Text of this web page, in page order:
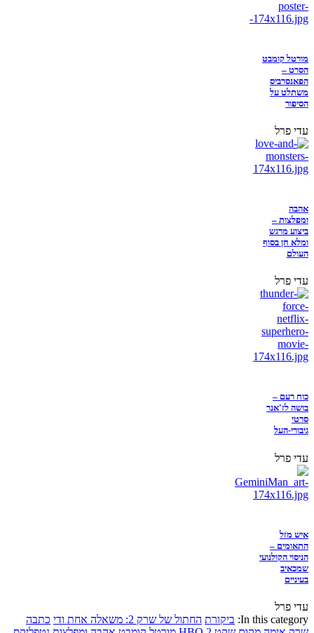
מורטל קומבט
הסרט –
הפאנסרביס
משתלט על
הסיפור
עדי פרל
אהבה
ומפלצות –
ביצוע מרגש
ומלא חן בסוף
העולם
עדי פרל
כוח רעם –
בושה לז'אנר
סרטי
גיבורי-העל
עדי פרל
איש מזל
התאומים –
הניסוי הקולנועי
שמכאיב
בעיניים
עדי פרל
In this category: ביקורת החתול של שרק 2: משאלה אחת ודי
כתבה